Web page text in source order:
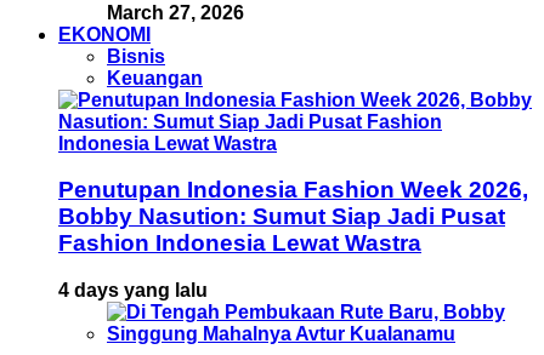
March 27, 2026
EKONOMI
Bisnis
Keuangan
Penutupan Indonesia Fashion Week 2026,
Bobby Nasution: Sumut Siap Jadi Pusat
Fashion Indonesia Lewat Wastra
4 days yang lalu